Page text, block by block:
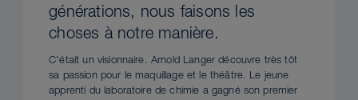
générations, nous faisons les
choses à notre manière.
C'était un visionnaire. Arnold Langer découvre très tôt
sa passion pour le maquillage et le théâtre. Le jeune
apprenti du laboratoire de chimie a gagné son premier